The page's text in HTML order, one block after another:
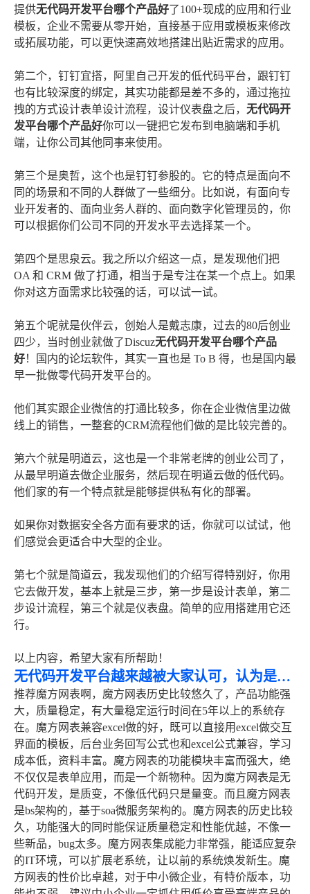
提供无代码开发平台哪个产品好了100+现成的应用和行业
模板，企业不需要从零开始，直接基于应用或模板来修改
或拓展功能，可以更快速高效地搭建出贴近需求的应用。
第二个，钉钉宜搭，阿里自己开发的低代码平台，跟钉钉
也有比较深度的绑定，其实功能都是差不多的，通过拖拉
拽的方式设计表单设计流程，设计仪表盘之后， 无代码开
发平台哪个产品好你可以一键把它发布到电脑端和手机
端，让你公司其他同事来使用。
第三个是奥哲，这个也是钉钉参股的。它的特点是面向不
同的场景和不同的人群做了一些细分。比如说，有面向专
业开发者的、面向业务人群的、面向数字化管理员的，你
可以根据你们公司不同的开发水平去选择某一个。
第四个是思泉云。我之所以介绍这一点，是发现他们把
OA 和 CRM 做了打通，相当于是专注在某一个点上。如果
你对这方面需求比较强的话，可以试一试。
第五个呢就是伙伴云，创始人是戴志康，过去的80后创业
四少，当时创业就做了Discuz无代码开发平台哪个产品
好！国内的论坛软件，其实一直也是 To B 得，也是国内最
早一批做零代码开发平台的。
他们其实跟企业微信的打通比较多，你在企业微信里边做
线上的销售，一整套的CRM流程他们做的是比较完善的。
第六个就是明道云，这也是一个非常老牌的创业公司了，
从最早明道去做企业服务，然后现在明道云做的低代码。
他们家的有一个特点就是能够提供私有化的部署。
如果你对数据安全各方面有要求的话，你就可以试试，他
们感觉会更适合中大型的企业。
第七个就是简道云，我发现他们的介绍写得特别好，你用
它去做开发，基本上就是三步，第一步是设计表单，第二
步设计流程，第三个就是仪表盘。简单的应用搭建用它还
行。
以上内容，希望大家有所帮助！
无代码开发平台越来越被大家认可，认为是未来的方向，请问国内最好的是哪个？
推荐魔方网表啊，魔方网表历史比较悠久了，产品功能强
大，质量稳定，有大量稳定运行时间在5年以上的系统存
在。魔方网表兼容excel做的好，既可以直接用excel做交互
界面的模板，后台业务回写公式也和excel公式兼容，学习
成本低，资料丰富。魔方网表的功能模块丰富而强大，绝
不仅仅是表单应用，而是一个新物种。因为魔方网表是无
代码开发，是质变，不像低代码只是量变。而且魔方网表
是bs架构的，基于soa微服务架构的。魔方网表的历史比较
久，功能强大的同时能保证质量稳定和性能优越，不像一
些新品，bug太多。魔方网表集成能力非常强，能适应复杂
的IT环境，可以扩展老系统，让以前的系统焕发新生。魔
方网表的性价比卓越，对于中小微企业，有特价版本，功